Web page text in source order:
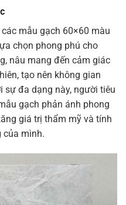
mẫu gạch 60×60 màu
chọn phong phú cho
nâu mang đến cảm giác
tạo nên không gian
sự đa dạng này, người tiêu
gạch phản ánh phong
giá trị thẩm mỹ và tính
của mình.